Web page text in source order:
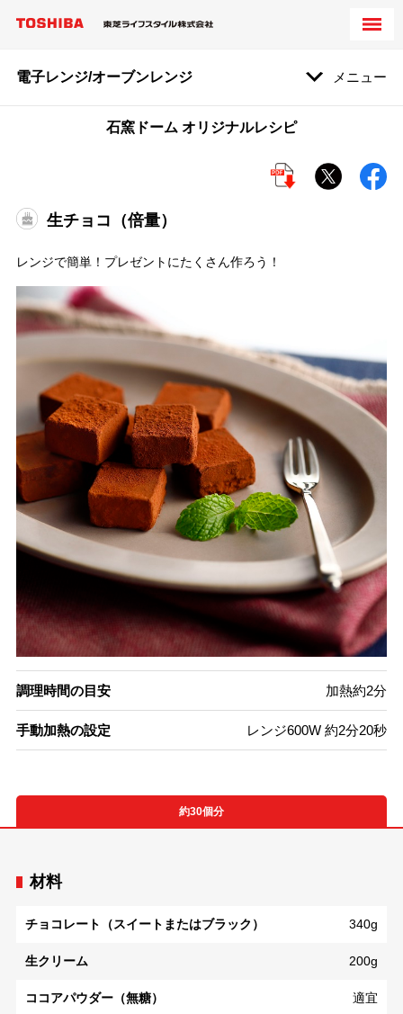
電子レンジ/オーブンレンジ メニュー
石窯ドーム オリジナルレシピ
生チョコ（倍量）
レンジで簡単！プレゼントにたくさん作ろう！
調理時間の目安 加熱約2分
手動加熱の設定 レンジ600W 約2分20秒
約30個分
材料
チョコレート（スイートまたはブラック） 340g
生クリーム 200g
ココアパウダー（無糖） 適宜